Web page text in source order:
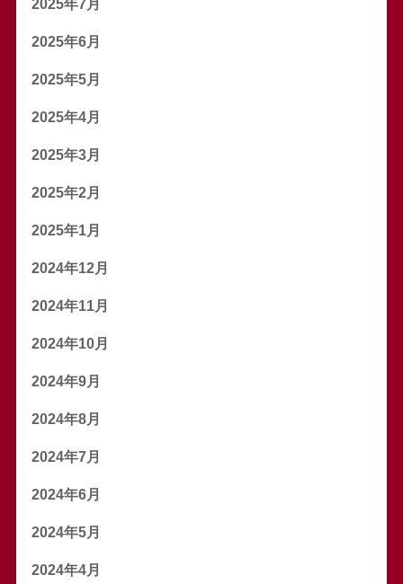
2025年7月
2025年6月
2025年5月
2025年4月
2025年3月
2025年2月
2025年1月
2024年12月
2024年11月
2024年10月
2024年9月
2024年8月
2024年7月
2024年6月
2024年5月
2024年4月